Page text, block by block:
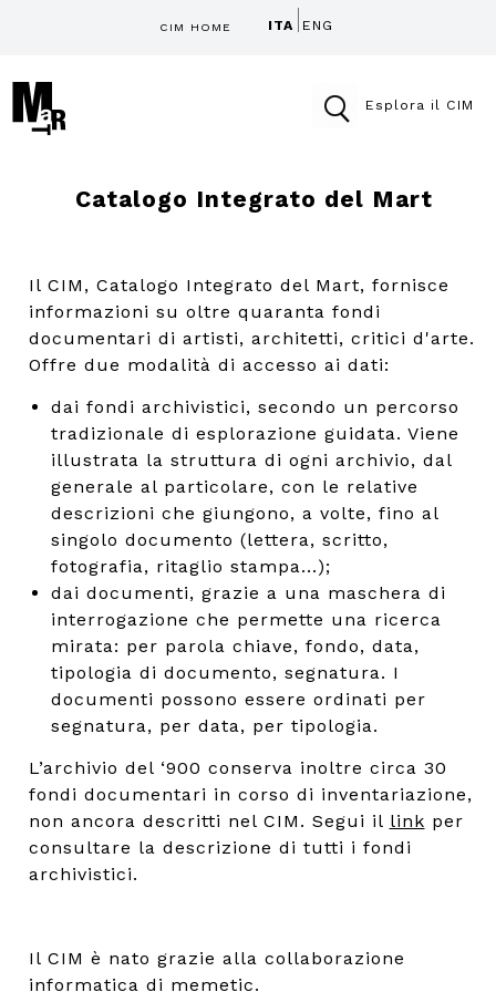
CIM HOME ITA ENG
Esplora il CIM
Catalogo Integrato del Mart
Il CIM, Catalogo Integrato del Mart, fornisce
informazioni su oltre quaranta fondi
documentari di artisti, architetti, critici d'arte.
Offre due modalità di accesso ai dati:
dai fondi archivistici, secondo un percorso
tradizionale di esplorazione guidata. Viene
illustrata la struttura di ogni archivio, dal
generale al particolare, con le relative
descrizioni che giungono, a volte, fino al
singolo documento (lettera, scritto,
fotografia, ritaglio stampa...);
dai documenti, grazie a una maschera di
interrogazione che permette una ricerca
mirata: per parola chiave, fondo, data,
tipologia di documento, segnatura. I
documenti possono essere ordinati per
segnatura, per data, per tipologia.
L’archivio del ‘900 conserva inoltre circa 30
fondi documentari in corso di inventariazione,
non ancora descritti nel CIM. Segui il link per
consultare la descrizione di tutti i fondi
archivistici.
Il CIM è nato grazie alla collaborazione
informatica di memetic.